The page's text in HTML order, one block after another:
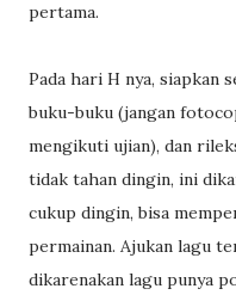
pertama.
Pada hari H nya, siapkan
buku-buku (jangan
mengikuti ujian), dan
tidak tahan dingin, ini
cukup dingin, bisa
permainan. Ajukan lagu
dikarenakan lagu punya